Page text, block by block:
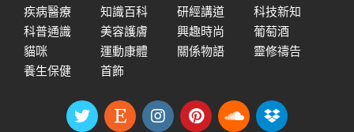
疾病醫療
知識百科 研經講道
科技新知
科普通識
美容護膚 興趣時尚
葡萄酒
貓咪
運動康體 關係物語
靈修禱告
養生保健
首飾